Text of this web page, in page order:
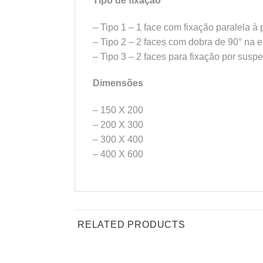
– Tipo 1 – 1 face com fixação paralela à
– Tipo 2 – 2 faces com dobra de 90° na
– Tipo 3 – 2 faces para fixação por
Dimensões
– 150 X 200
– 200 X 300
– 300 X 400
– 400 X 600
RELATED PRODUCTS